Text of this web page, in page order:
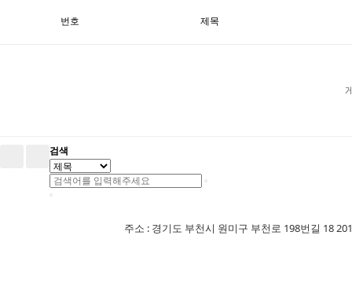
번호 제목
검색
주소 : 경기도 부천시 원미구 부천로 198번길